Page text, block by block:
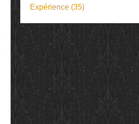
Expérience (35)